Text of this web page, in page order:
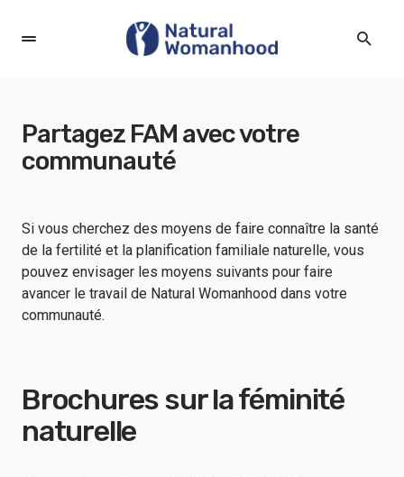
Partagez FAM avec votre
communauté
Si vous cherchez des moyens de faire connaître la santé
de la fertilité et la planification familiale naturelle, vous
pouvez envisager les moyens suivants pour faire
avancer le travail de Natural Womanhood dans votre
communauté.
Brochures sur la féminité
naturelle